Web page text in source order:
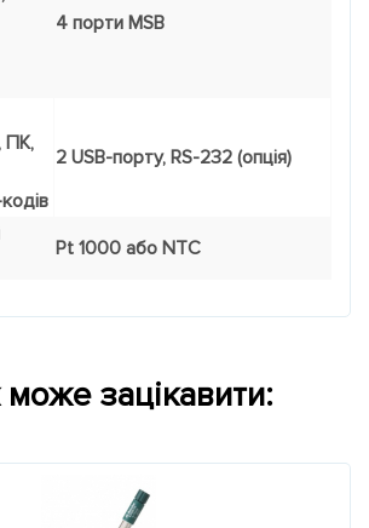
зацікавити:
4 порти MSB
ПК,
2 USB-порту, RS-232 (опція)
Pt 1000 або NTC